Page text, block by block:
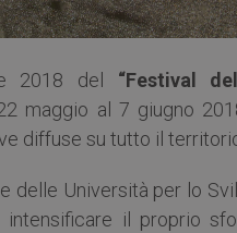
2018 del “Festival
maggio al 7 giugno
diffuse su tutto il
delle Università per lo
il proprio